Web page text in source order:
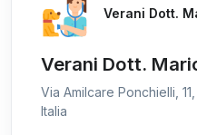
Verani Dott.
Verani Dott.
Via Amilcare Ponchielli,
Italia